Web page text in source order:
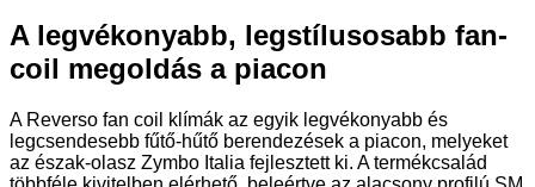
A legvékonyabb, legstílusosabb fan-
coil megoldás a piacon
A Reverso fan coil klímák az egyik legvékonyabb és
legcsendesebb fűtő-hűtő berendezések a piacon, melyeket
az észak-olasz Zymbo Italia fejlesztett ki. A termékcsalád